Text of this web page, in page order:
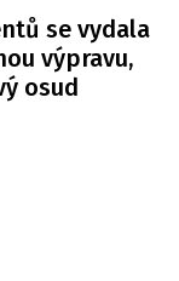
výpravy
byli nalezeni
nemohli
2. února,
nikdo neví
se vydala
výpravu,
osud